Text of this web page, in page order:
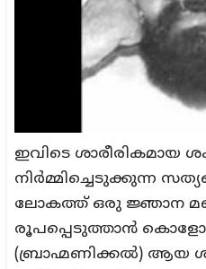
ഇവിടെ ശാരീരികമായ
നിര്‍മ്മിച്ചെടുക്കുന്ന
ലോകത്ത് ഒരു ജ്ഞാന
രൂപപ്പെടുത്താന്‍
(ബ്രാഹ്മണിക്കല്‍) ആയ